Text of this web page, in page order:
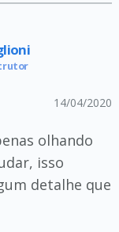
14/04/2020
olhando
isso
detalhe que